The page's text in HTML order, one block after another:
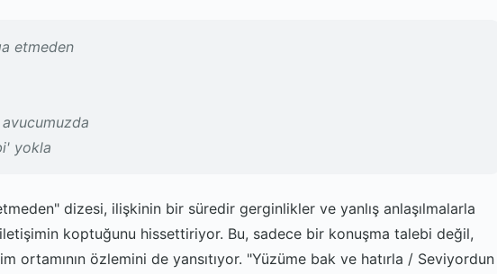
etmeden
yokla
dizesi, ilişkinin bir süredir gerginlikler ve yanlış anlaşılmalarla
koptuğunu hissettiriyor. Bu, sadece bir konuşma talebi değil,
ortamının özlemini de yansıtıyor. "Yüzüme bak ve hatırla / Seviyordun